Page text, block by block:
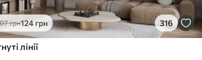
грн124 грн 316
лінії